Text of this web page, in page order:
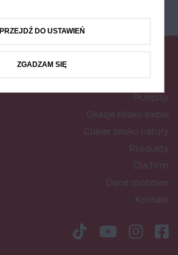
Przepisy
Okazje blisko siebie
Cukier blisko natury
Produkty
Dla firm
Dane osobowe
Kontakt
PRZEJDŹ DO USTAWIEŃ
ZGADZAM SIĘ